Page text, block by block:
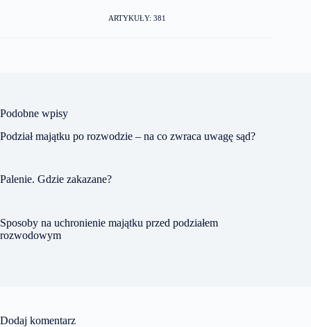
ARTYKUŁY: 381
Podobne wpisy
Podział majątku po rozwodzie – na co zwraca uwagę sąd?
Palenie. Gdzie zakazane?
Sposoby na uchronienie majątku przed podziałem
rozwodowym
Dodaj komentarz